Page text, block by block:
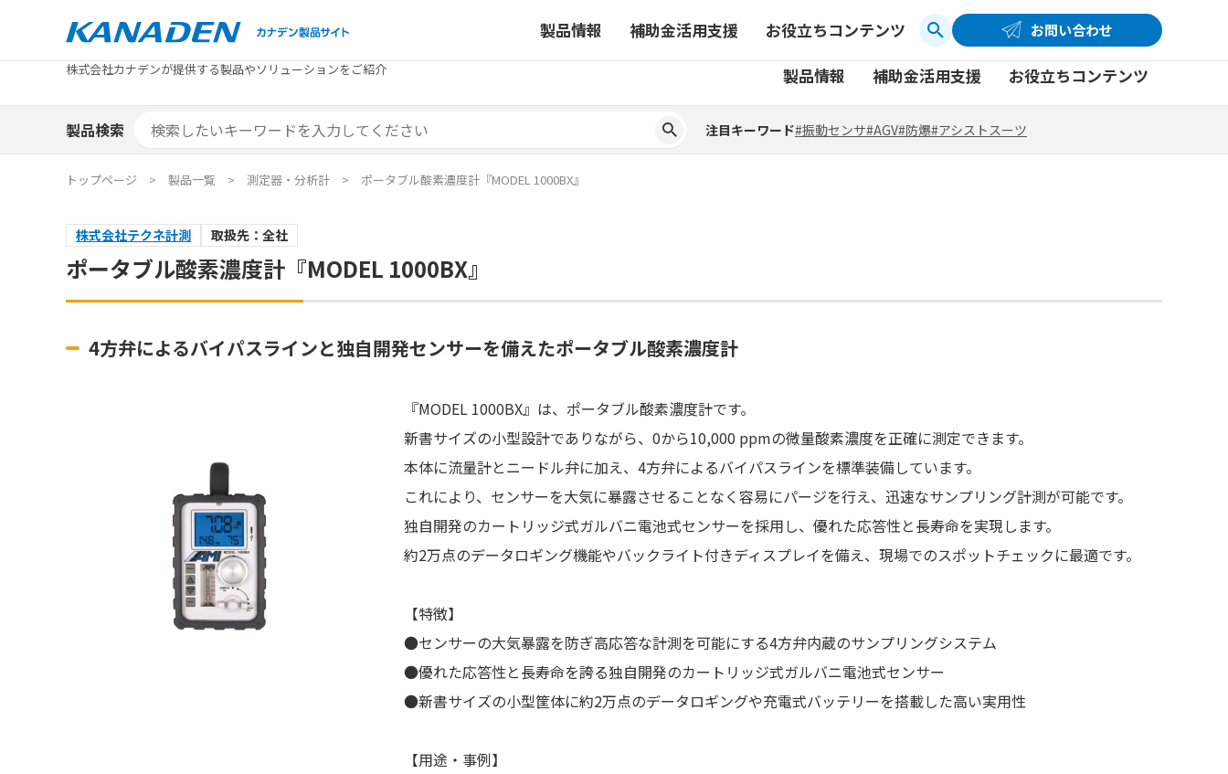
お問い合わせ
製品情報
カテゴリから探す メーカーから探す 事業から探す 製品一覧
エリア別おすすめ製品 特集
カタログ・技術資料
補助金活用支援
補助金検索システム 補助金対象製品一覧 補助金ヘルプデスク
お役立ちコンテンツ
トピックス お役立ちコラム 4コマ漫画でわかる取扱製品 社員ブログ
製品検索 注目キーワード#振動センサ#AGV#防爆#アシストスーツ
株式会社カナデンが提供する製品やソリューションをご紹介
コーポレートサイト お問い合わせ
製品情報
カテゴリから探す メーカーから探す 事業から探す 製品一覧
エリア別おすすめ製品
補助金活用支援
補助金検索システム 補助金対象製品一覧 補助金ヘルプデスク
お役立ちコンテンツ
トピックス お役立ちコラム 4コマ漫画でわかる取扱製品 社員ブログ
製品検索 注目キーワード#振動センサ#AGV#防爆#アシストスーツ
トップページ 製品一覧 測定器・分析計 ポータブル酸素濃度計『MODEL 1000BX』
株式会社テクネ計測 取扱先：全社
ポータブル酸素濃度計『MODEL 1000BX』
4方弁によるバイパスラインと独自開発センサーを備えたポータブル酸素濃度計
『MODEL 1000BX』は、ポータブル酸素濃度計です。
新書サイズの小型設計でありながら、0から10,000 ppmの微量酸素濃度を正確に測定できます。
本体に流量計とニードル弁に加え、4方弁によるバイパスラインを標準装備しています。
これにより、センサーを大気に暴露させることなく容易にパージを行え、迅速なサンプリング計測が可能です。
独自開発のカートリッジ式ガルバニ電池式センサーを採用し、優れた応答性と長寿命を実現します。
約2万点のデータロギング機能やバックライト付きディスプレイを備え、現場でのスポットチェックに最適です。
【特徴】
●センサーの大気暴露を防ぎ高応答な計測を可能にする4方弁内蔵のサンプリングシステム
●優れた応答性と長寿命を誇る独自開発のカートリッジ式ガルバニ電池式センサー
●新書サイズの小型筐体に約2万点のデータロギングや充電式バッテリーを搭載した高い実用性
【用途・事例】